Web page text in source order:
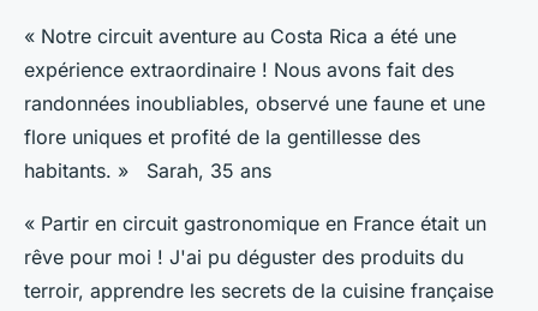
« Notre circuit aventure au Costa Rica a été une
expérience extraordinaire ! Nous avons fait des
randonnées inoubliables, observé une faune et une
flore uniques et profité de la gentillesse des
habitants. » Sarah, 35 ans
« Partir en circuit gastronomique en France était un
rêve pour moi ! J'ai pu déguster des produits du
terroir, apprendre les secrets de la cuisine française